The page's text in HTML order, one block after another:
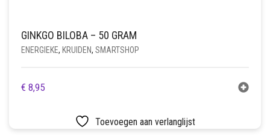
GINKGO BILOBA – 50 GRAM
ENERGIEKE, KRUIDEN, SMARTSHOP
€ 8,95
Toevoegen aan verlanglijst